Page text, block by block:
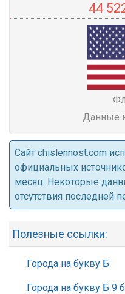
44
Данные
Cайт chislennost.com
официальных
месяц. Некоторые
отсутствия последней
Полезные ссылки:
Города на букву Б
Города на букву Б 9